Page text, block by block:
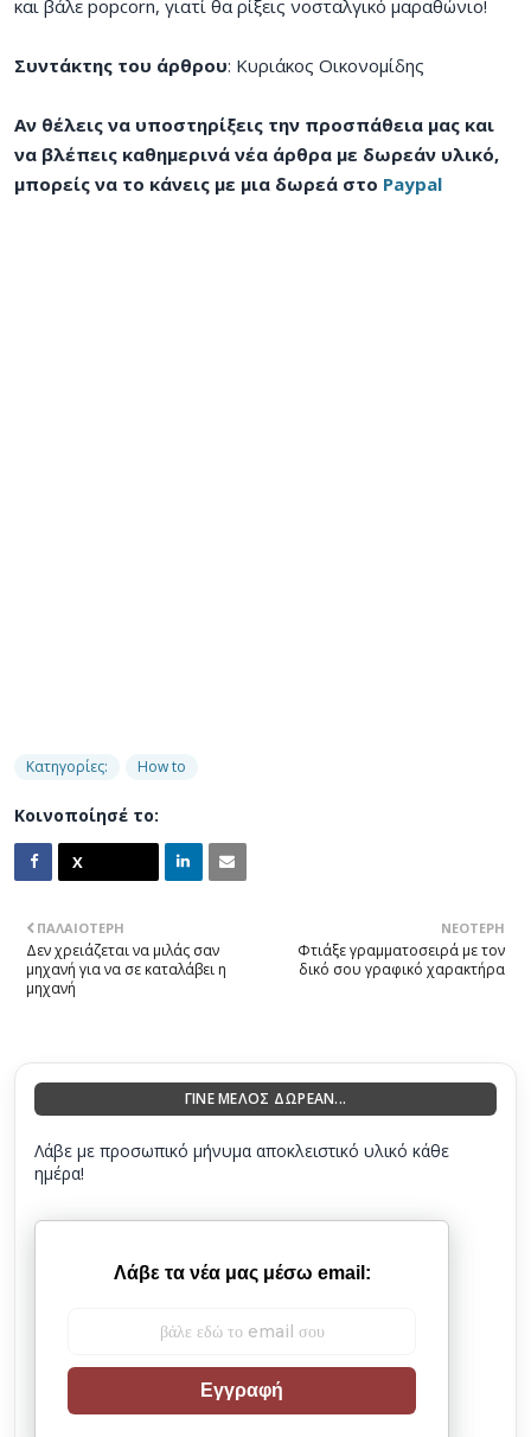
και βάλε popcorn, γιατί θα ρίξεις νοσταλγικό μαραθώνιο!
Συντάκτης του άρθρου: Κυριάκος Οικονομίδης
Αν θέλεις να υποστηρίξεις την προσπάθεια μας και
να βλέπεις καθημερινά νέα άρθρα με δωρεάν υλικό,
μπορείς να το κάνεις με μια δωρεά στο Paypal
Κατηγορίες: How to
Κοινοποίησέ το:
ΝΕΌΤΕΡΗ
Φτιάξε γραμματοσειρά με τον
δικό σου γραφικό χαρακτήρα
ΠΑΛΑΙΌΤΕΡΗ
Δεν χρειάζεται να μιλάς σαν
μηχανή για να σε καταλάβει η
μηχανή
ΓΙΝΕ ΜΕΛΟΣ ΔΩΡΕΑΝ...
Λάβε με προσωπικό μήνυμα αποκλειστικό υλικό κάθε
ημέρα!
Λάβε τα νέα μας μέσω email:
Εγγραφή